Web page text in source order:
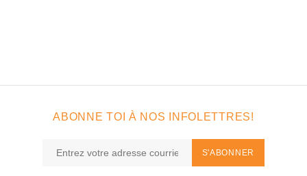
ABONNE TOI À NOS INFOLETTRES!
S'ABONNER